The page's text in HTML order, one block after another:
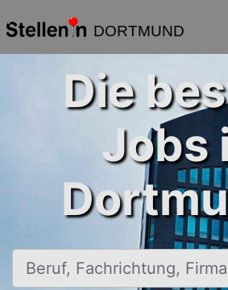
DORTMUND
Die
Jobs
Beruf, Fachrichtung, Firma